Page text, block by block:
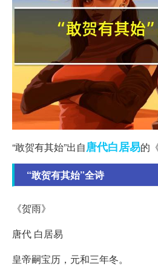
“敢贺有其始”出自唐代白居易的
“敢贺有其始”全诗
《贺雨》
唐代 白居易
皇帝嗣宝历，元和三年冬。